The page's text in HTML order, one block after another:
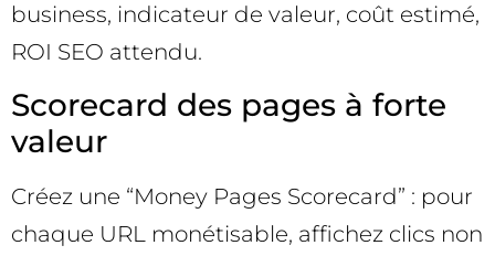
business, indicateur de valeur, coût estimé,
ROI SEO attendu.
Scorecard des pages à forte
valeur
Créez une “Money Pages Scorecard” : pour
chaque URL monétisable, affichez clics non